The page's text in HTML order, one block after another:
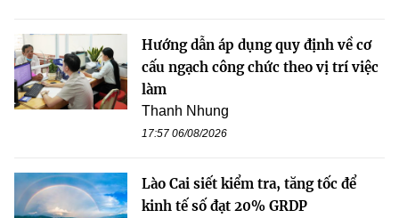
Hướng dẫn áp dụng quy định về cơ
cấu ngạch công chức theo vị trí việc
làm
Thanh Nhung
17:57 06/08/2026
Lào Cai siết kiểm tra, tăng tốc để
kinh tế số đạt 20% GRDP